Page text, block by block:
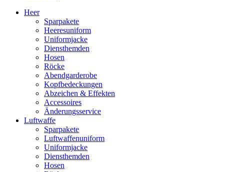
Heer
Sparpakete
Heeresuniform
Uniformjacke
Diensthemden
Hosen
Röcke
Abendgarderobe
Kopfbedeckungen
Abzeichen & Effekten
Accessoires
Änderungsservice
Luftwaffe
Sparpakete
Luftwaffenuniform
Uniformjacke
Diensthemden
Hosen